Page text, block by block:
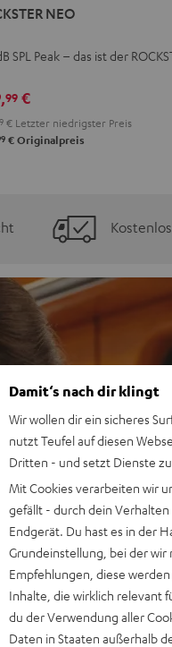
NEO
SPL Peak – das ist der
99€
€Letzter niedrigster Preis
€Originalpreis
Damit‘s nach dir klingt
Wir wollen dir ein sicheres
nutzt Teufel auf diesen
Dritten - und setzt Dienste
Mit Cookies verarbeiten wir
gefällt - durch dein
Endgerät. Du hast es in der
Grundeinstellung, bei der
Empfehlungen, diese
Inhalte, die wirklich relevant
du der Verwendung aller
Daten in Staaten außerhalb